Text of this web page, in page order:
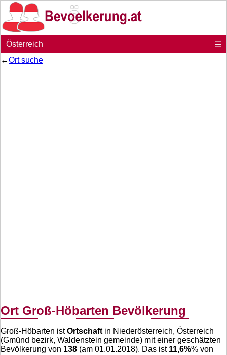
Österreich
☰
←Ort suche
Ort Groß-Höbarten Bevölkerung
Groß-Höbarten istOrtschaft in Niederösterreich, Österreich
(Gmünd bezirk, Waldenstein gemeinde) mit einer geschätzten
Bevölkerung von 138 (am 01.01.2018). Das ist 11,6%% von